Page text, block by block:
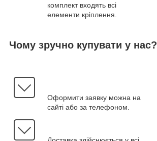
комплект входять всі
елементи кріплення.
Чому зручно купувати у нас?
Оформити заявку можна на
сайті або за телефоном.